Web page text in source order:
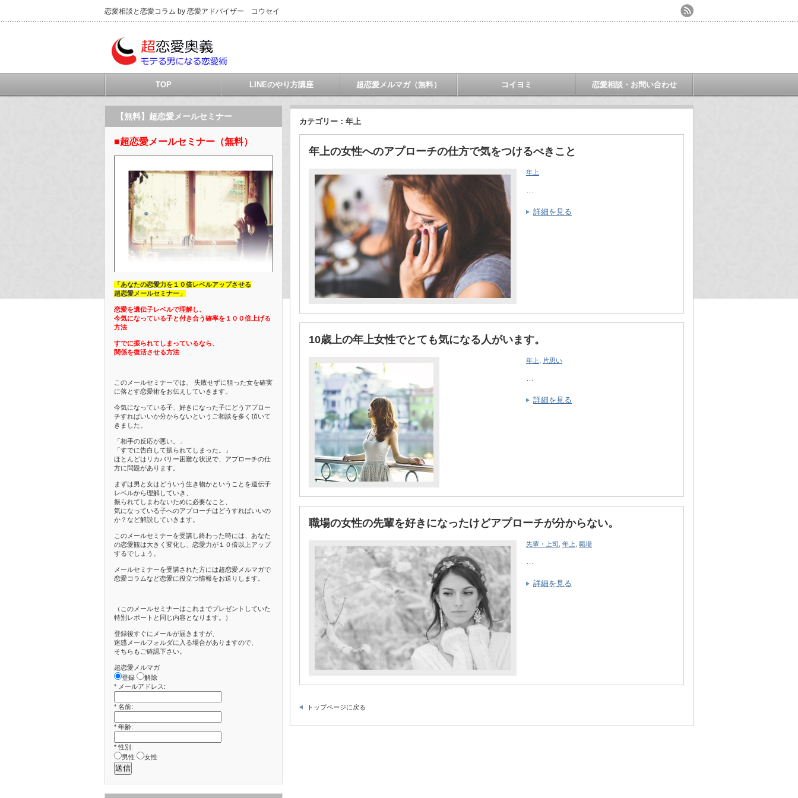
恋愛相談と恋愛コラム by 恋愛アドバイザー コウセイ
TOP LINEのやり方講座 超恋愛メルマガ（無料） コイヨミ 恋愛相談・お問い合わせ
カテゴリー：年上
年上の女性へのアプローチの仕方で気をつけるべきこと
年上
…
詳細を見る
10歳上の年上女性でとても気になる人がいます。
年上 片思い
…
詳細を見る
職場の女性の先輩を好きになったけどアプローチが分からない。
先輩・上司 年上 職場
…
詳細を見る
トップページに戻る
【無料】超恋愛メールセミナー
■超恋愛メールセミナー（無料）
「あなたの恋愛力を１０倍レベルアップさせる
超恋愛メールセミナー」
恋愛を遺伝子レベルで理解し、
今気になっている子と付き合う確率を１００倍上げる
方法
すでに振られてしまっているなら、
関係を復活させる方法
このメールセミナーでは、 失敗せずに狙った女を確実
に落とす恋愛術をお伝えしていきます。
今気になっている子、好きになった子にどうアプロー
チすればいいか分からないというご相談を多く頂いて
きました。
「相手の反応が悪い。」
「すでに告白して振られてしまった。」
ほとんどはリカバリー困難な状況で、アプローチの仕
方に問題があります。
まずは男と女はどういう生き物かということを遺伝子
レベルから理解していき、
振られてしまわないために必要なこと、
気になっている子へのアプローチはどうすればいいの
か？など解説していきます。
このメールセミナーを受講し終わった時には、あなた
の恋愛観は大きく変化し、恋愛力が１０倍以上アップ
するでしょう。
メールセミナーを受講された方には超恋愛メルマガで
恋愛コラムなど恋愛に役立つ情報をお送りします。
（このメールセミナーはこれまでプレゼントしていた
特別レポートと同じ内容となります。）
登録後すぐにメールが届きますが、
迷惑メールフォルダに入る場合がありますので、
そちらもご確認下さい。
超恋愛メルマガ
登録
解除
* メールアドレス:
* 名前:
* 年齢:
* 性別:
男性
女性